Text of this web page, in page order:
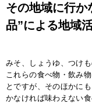
その地域に行か
品”による地域
みそ、しょうゆ、つけ
これらの食べ物・飲み
とですが、そのほかに
かなければ味わえない